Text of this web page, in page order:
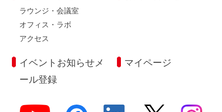
ラウンジ・会議室
オフィス・ラボ
アクセス
イベントお知らせメ
ール登録
マイページ